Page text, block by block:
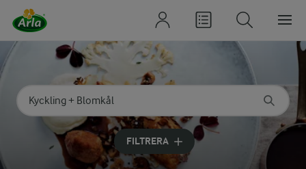
Sök på kategori eller ingrediens
Skriv in sökord för att få förslag
FILTRERA